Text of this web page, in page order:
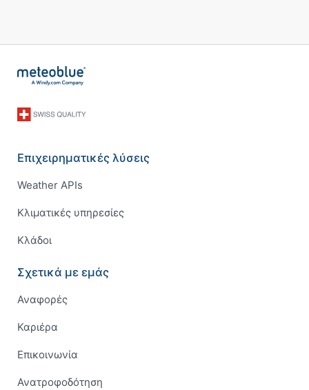
Επιχειρηματικές λύσεις
Weather APIs
Κλιματικές υπηρεσίες
Κλάδοι
Σχετικά με εμάς
Αναφορές
Καριέρα
Επικοινωνία
Ανατροφοδότηση